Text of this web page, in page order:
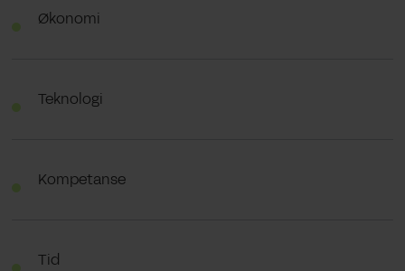
Økonomi
Teknologi
Kompetanse
Tid